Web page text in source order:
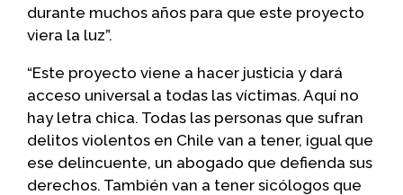
durante muchos años para que este proyecto
viera la luz”.
“Este proyecto viene a hacer justicia y dará
acceso universal a todas las víctimas. Aquí no
hay letra chica. Todas las personas que sufran
delitos violentos en Chile van a tener, igual que
ese delincuente, un abogado que defienda sus
derechos. También van a tener sicólogos que